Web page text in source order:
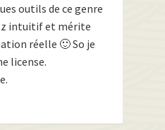
outils de ce genre
intuitif et mérite
réelle 🙂 So je
license.